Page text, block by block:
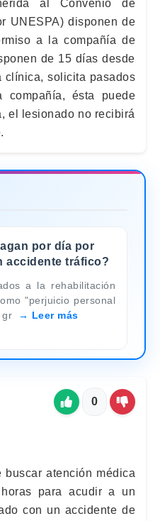
al Convenio de
UNESPA) disponen de
a la compañía de
de 15 días desde
clínica, solicita pasados
ésta puede
el lesionado no recibirá
por día por
accidente tráfico?
a la rehabilitación
"perjuicio personal
gr
Leer más
0
atención médica
para acudir a un
con un accidente de